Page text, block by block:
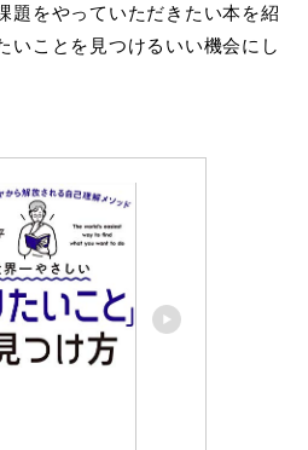
題をやっていただきたい本を紹
いことを見つけるいい機会にし